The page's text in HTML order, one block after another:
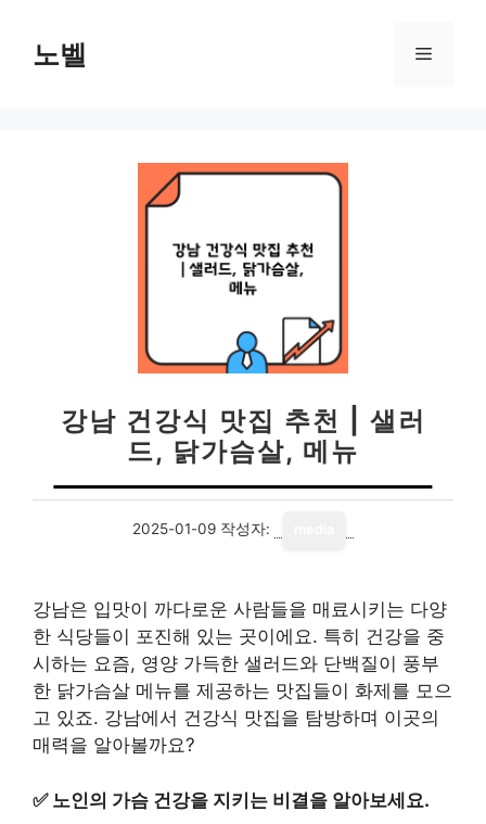
노벨 메
강남 건강식 맛집 추천 | 샐러
드, 닭가슴살, 메뉴
2025-01-09 작성자:
강남은 입맛이 까다로운 사람들을 매료시키는 다양
한 식당들이 포진해 있는 곳이에요. 특히 건강을 중
시하는 요즘, 영양 가득한 샐러드와 단백질이 풍부
한 닭가슴살 메뉴를 제공하는 맛집들이 화제를 모으
고 있죠. 강남에서 건강식 맛집을 탐방하며 이곳의
매력을 알아볼까요?
✅ 노인의 가슴 건강을 지키는 비결을 알아보세요.